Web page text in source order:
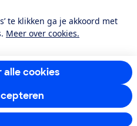
te klikken ga je akkoord met
Meer over cookies.
cookies
Instagram
YoutubeLinkedIn
Consumentenbondmet gemiddeld